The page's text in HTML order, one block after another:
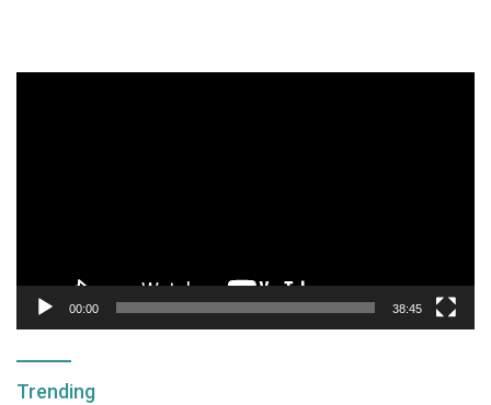
00:00 38:45
Trending